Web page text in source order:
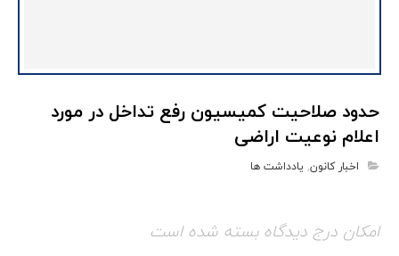
حدود صلاحیت کمیسیون رفع تداخل در مورد
اعلام نوعیت اراضی
اخبار کانون, یادداشت ها
امکان درج دیدگاه بسته شده است